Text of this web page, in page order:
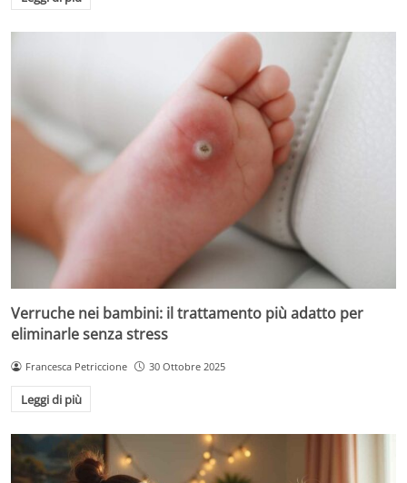
Verruche nei bambini: il trattamento più adatto per
eliminarle senza stress
Francesca Petriccione 30 Ottobre 2025
Leggi di più